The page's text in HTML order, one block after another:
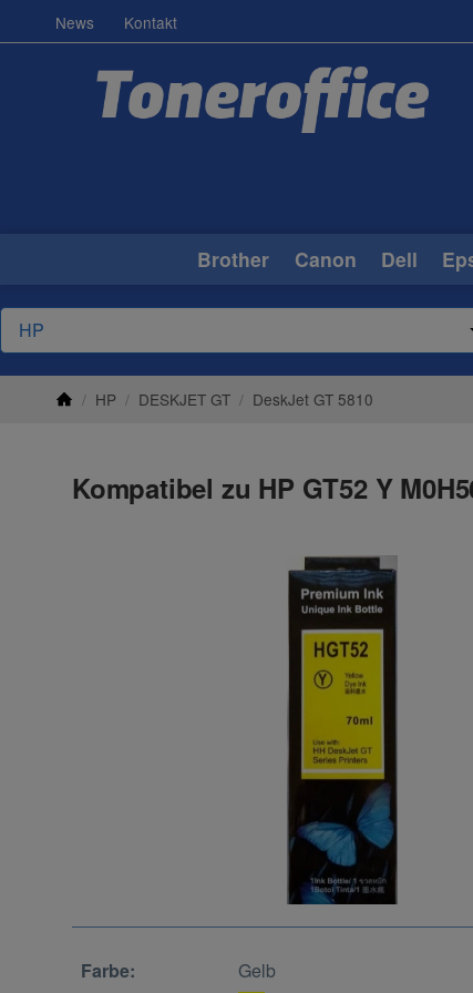
News Kontakt
Brother Canon Dell
/ HP / DESKJET GT / DeskJet GT 5810
Kompatibel zu HP GT52 Y
Farbe: Gelb